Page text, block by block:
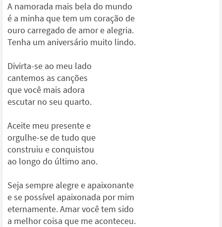
A namorada mais bela do mundo
é a minha que tem um coração de
ouro carregado de amor e alegria.
Tenha um aniversário muito lindo.
Divirta-se ao meu lado
cantemos as canções
que você mais adora
escutar no seu quarto.
Aceite meu presente e
orgulhe-se de tudo que
construiu e conquistou
ao longo do último ano.
Seja sempre alegre e apaixonante
e se possível apaixonada por mim
eternamente. Amar você tem sido
a melhor coisa que me aconteceu.